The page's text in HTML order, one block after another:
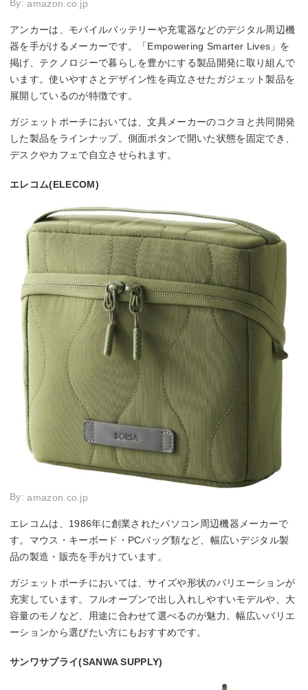
By:amazon.co.jp
アンカーは、モバイルバッテリーや充電器などのデジタル周辺機
器を手がけるメーカーです。「Empowering Smarter Lives」を
掲げ、テクノロジーで暮らしを豊かにする製品開発に取り組んで
います。使いやすさとデザイン性を両立させたガジェット製品を
展開しているのが特徴です。
ガジェットポーチにおいては、文具メーカーのコクヨと共同開発
した製品をラインナップ。側面ボタンで開いた状態を固定でき、
デスクやカフェで自立させられます。
エレコム(ELECOM)
By:amazon.co.jp
エレコムは、1986年に創業されたパソコン周辺機器メーカーで
す。マウス・キーボード・PCバッグ類など、幅広いデジタル製
品の製造・販売を手がけています。
ガジェットポーチにおいては、サイズや形状のバリエーションが
充実しています。フルオープンで出し入れしやすいモデルや、大
容量のモノなど、用途に合わせて選べるのが魅力。幅広いバリエ
ーションから選びたい方にもおすすめです。
サンワサプライ(SANWA SUPPLY)